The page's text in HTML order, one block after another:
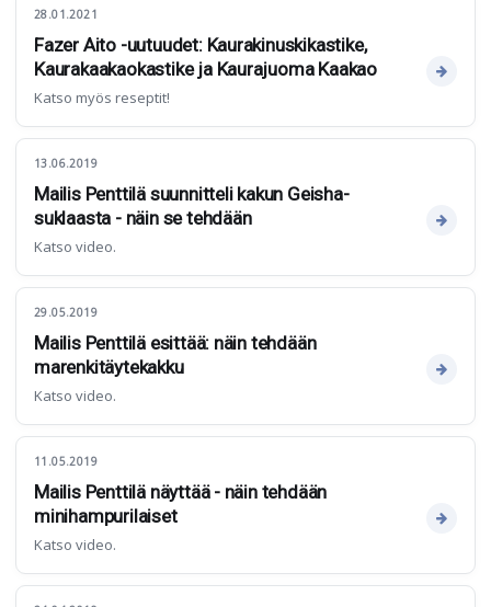
28.01.2021
Fazer Aito -uutuudet: Kaurakinuskikastike,
Kaurakaakaokastike ja Kaurajuoma Kaakao
Katso myös reseptit!
13.06.2019
Mailis Penttilä suunnitteli kakun Geisha-
suklaasta - näin se tehdään
Katso video.
29.05.2019
Mailis Penttilä esittää: näin tehdään
marenkitäytekakku
Katso video.
11.05.2019
Mailis Penttilä näyttää - näin tehdään
minihampurilaiset
Katso video.